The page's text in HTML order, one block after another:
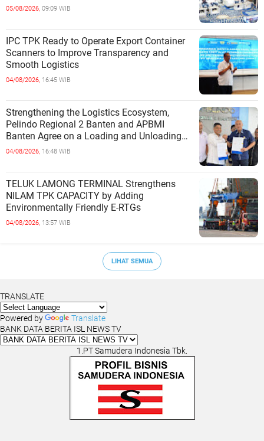
05/08/2026, 09:09 WIB
IPC TPK Ready to Operate Export Container
Scanners to Improve Transparency and
Smooth Logistics
04/08/2026, 16:45 WIB
Strengthening the Logistics Ecosystem,
Pelindo Regional 2 Banten and APBMI
Banten Agree on a Loading and Unloading
Cooperation at Ciwandan Port
04/08/2026, 16:48 WIB
TELUK LAMONG TERMINAL Strengthens
NILAM TPK CAPACITY by Adding
Environmentally Friendly E-RTGs
04/08/2026, 13:57 WIB
LIHAT SEMUA
TRANSLATE
Powered by
Translate
BANK DATA BERITA ISL NEWS TV
1.PT Samudera Indonesia Tbk.